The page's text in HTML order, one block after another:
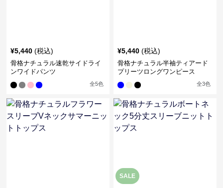
¥5,440 (税込)
骨格ナチュラル速乾サイドライ
ンワイドパンツ
全5色
¥5,440 (税込)
骨格ナチュラル半袖ティアード
プリーツロングワンピース
全3色
SALE